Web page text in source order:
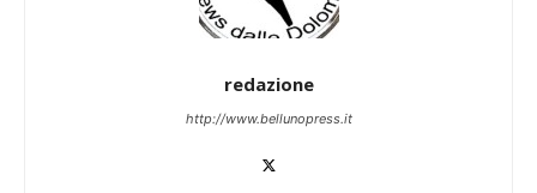
redazione
http://www.bellunopress.it